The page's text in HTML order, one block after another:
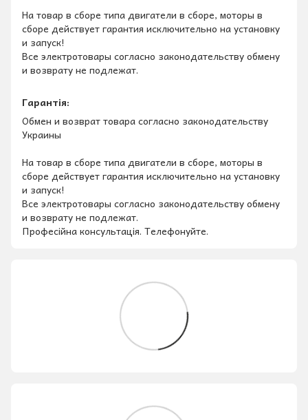
На товар в сборе типа двигатели в сборе, моторы в
сборе действует гарантия исключительно на установку
и запуск!
Все электротовары согласно законодательству обмену
и возврату не подлежат.
Гарантія:
Обмен и возврат товара согласно законодательству
Украины
На товар в сборе типа двигатели в сборе, моторы в
сборе действует гарантия исключительно на установку
и запуск!
Все электротовары согласно законодательству обмену
и возврату не подлежат.
Професійна консультація. Телефонуйте.